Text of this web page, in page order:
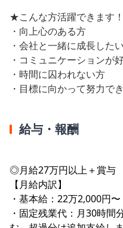
★こんな方活躍できます！
・向上心のある方
・会社と一緒に成長した
・コミュニケーションが
・時間に囚われない方
・目標に向かって努力で
給与・報酬
◎月給27万円以上＋賞与
【月給内訳】
・基本給：22万2,000円〜
・固定残業代：月30時